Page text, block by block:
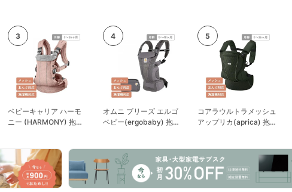
ベビーキャリア ハーモ
ニー (HARMONY) 抱っ
オムニ ブリーズ エルゴ
ベビー(ergobaby) 抱っ
コアラウルトラメッシュ
アップリカ(aprica) 抱っ